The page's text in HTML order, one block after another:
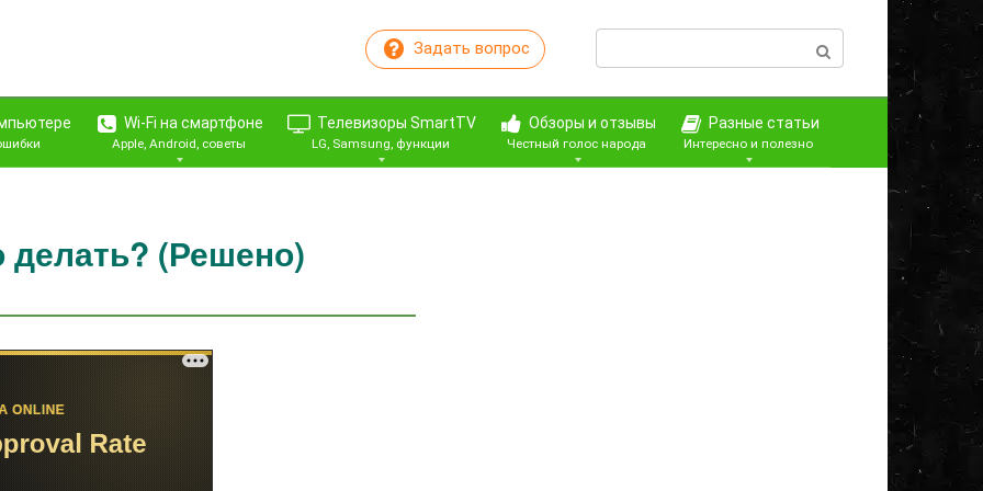
Задать вопрос Поиск:
Wi-Fi на смартфоне
Apple, Android, советы
Телевизоры SmartTV
LG, Samsung, функции
Обзоры и отзывы
Честный голос народа
Разные статьи
Интересно и полезно
делать? (Решено)